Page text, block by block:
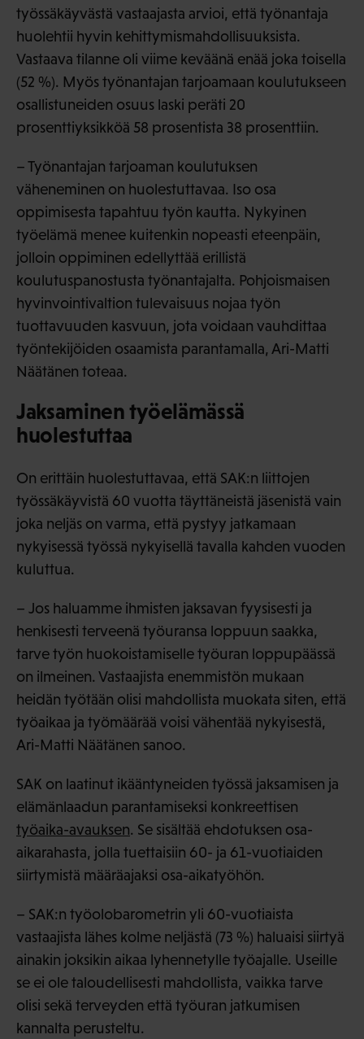
työssäkäyvästä vastaajasta arvioi, että työnantaja
huolehtii hyvin kehittymismahdollisuuksista.
Vastaava tilanne oli viime keväänä enää joka toisella
(52 %). Myös työnantajan tarjoamaan koulutukseen
osallistuneiden osuus laski peräti 20
prosenttiyksikköä 58 prosentista 38 prosenttiin.
– Työnantajan tarjoaman koulutuksen
väheneminen on huolestuttavaa. Iso osa
oppimisesta tapahtuu työn kautta. Nykyinen
työelämä menee kuitenkin nopeasti eteenpäin,
jolloin oppiminen edellyttää erillistä
koulutuspanostusta työnantajalta. Pohjoismaisen
hyvinvointivaltion tulevaisuus nojaa työn
tuottavuuden kasvuun, jota voidaan vauhdittaa
työntekijöiden osaamista parantamalla, Ari-Matti
Näätänen toteaa.
Jaksaminen työelämässä
huolestuttaa
On erittäin huolestuttavaa, että SAK:n liittojen
työssäkäyvistä 60 vuotta täyttäneistä jäsenistä vain
joka neljäs on varma, että pystyy jatkamaan
nykyisessä työssä nykyisellä tavalla kahden vuoden
kuluttua.
– Jos haluamme ihmisten jaksavan fyysisesti ja
henkisesti terveenä työuransa loppuun saakka,
tarve työn huokoistamiselle työuran loppupäässä
on ilmeinen. Vastaajista enemmistön mukaan
heidän työtään olisi mahdollista muokata siten, että
työaikaa ja työmäärää voisi vähentää nykyisestä,
Ari-Matti Näätänen sanoo.
SAK on laatinut ikääntyneiden työssä jaksamisen ja
elämänlaadun parantamiseksi konkreettisen
työaika-avauksen. Se sisältää ehdotuksen osa-
aikarahasta, jolla tuettaisiin 60- ja 61-vuotiaiden
siirtymistä määräajaksi osa-aikatyöhön.
– SAK:n työolobarometrin yli 60-vuotiaista
vastaajista lähes kolme neljästä (73 %) haluaisi siirtyä
ainakin joksikin aikaa lyhennetylle työajalle. Useille
se ei ole taloudellisesti mahdollista, vaikka tarve
olisi sekä terveyden että työuran jatkumisen
kannalta perusteltu.